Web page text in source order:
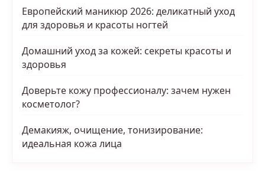
Европейский маникюр 2026: деликатный уход
для здоровья и красоты ногтей
Домашний уход за кожей: секреты красоты и
здоровья
Доверьте кожу профессионалу: зачем нужен
косметолог?
Демакияж, очищение, тонизирование:
идеальная кожа лица